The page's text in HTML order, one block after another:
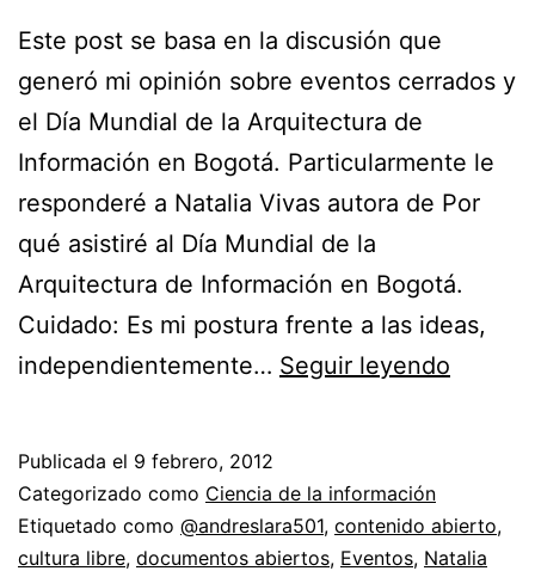
Este post se basa en la discusión que
generó mi opinión sobre eventos cerrados y
el Día Mundial de la Arquitectura de
Información en Bogotá. Particularmente le
responderé a Natalia Vivas autora de Por
qué asistiré al Día Mundial de la
Arquitectura de Información en Bogotá.
Cuidado: Es mi postura frente a las ideas,
independientemente… Seguir leyendo
Publicada el 9 febrero, 2012
Categorizado como Ciencia de la información
Etiquetado como @andreslara501, contenido abierto,
cultura libre, documentos abiertos, Eventos, Natalia